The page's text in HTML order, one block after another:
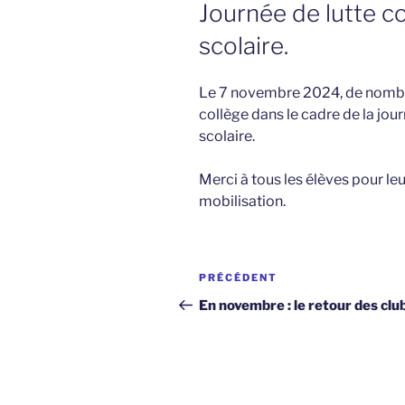
Journée de lutte
scolaire.
Le 7 novembre 2024, de
collège dans le cadre de la
scolaire.
Merci à tous les élèves pour
mobilisation.
Navigation
de
Article
précédent
PRÉCÉDENT
En novembre : le retour des